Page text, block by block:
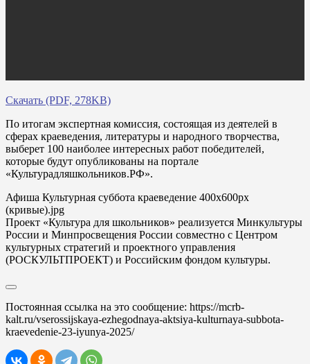
Скачать (PDF, 278KB)
По итогам экспертная комиссия, состоящая из деятелей в
сферах краеведения, литературы и народного творчества,
выберет 100 наиболее интересных работ победителей,
которые будут опубликованы на портале
«Культурадляшкольников.РФ».
Афиша Культурная суббота краеведение 400x600px
(кривые).jpg
Проект «Культура для школьников» реализуется Минкультуры
России и Минпросвещения России совместно с Центром
культурных стратегий и проектного управления
(РОСКУЛЬТПРОЕКТ) и Российским фондом культуры.
Постоянная ссылка на это сообщение: https://mcrb-
kalt.ru/vserossijskaya-ezhegodnaya-aktsiya-kulturnaya-subbota-
kraevedenie-23-iyunya-2025/